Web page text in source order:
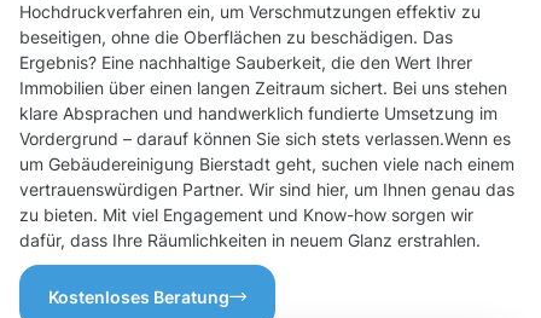
Hochdruckverfahren ein, um Verschmutzungen effektiv zu
beseitigen, ohne die Oberflächen zu beschädigen. Das
Ergebnis? Eine nachhaltige Sauberkeit, die den Wert Ihrer
Immobilien über einen langen Zeitraum sichert. Bei uns stehen
klare Absprachen und handwerklich fundierte Umsetzung im
Vordergrund – darauf können Sie sich stets verlassen.Wenn es
um Gebäudereinigung Bierstadt geht, suchen viele nach einem
vertrauenswürdigen Partner. Wir sind hier, um Ihnen genau das
zu bieten. Mit viel Engagement und Know-how sorgen wir
dafür, dass Ihre Räumlichkeiten in neuem Glanz erstrahlen.
Kostenloses Beratung